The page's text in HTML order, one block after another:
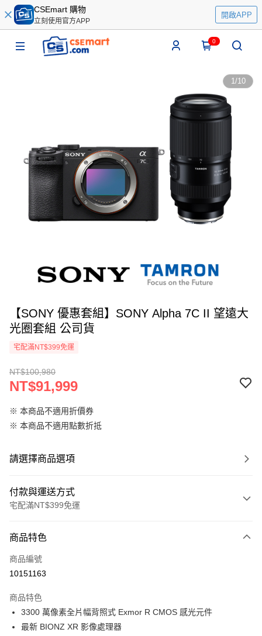
CSEmart 購物
立刻使用官方APP
開啟APP
0
1/10
【SONY 優惠套組】SONY Alpha 7C II 望遠大
光圈套組 公司貨
宅配滿NT$399免運
NT$100,980
NT$91,999
※ 本商品不適用折價券
※ 本商品不適用點數折抵
請選擇商品選項
付款與運送方式
宅配滿NT$399免運
信用卡一次付款
信用卡分期付款
合作金庫商業銀行
華南商業銀行
彰化商業銀行
上海商業儲蓄銀行
6 期 0 利率 每期
華南商業銀行
12 期 0 利率 每期 NT$7,666 21家銀行
商品特色
商品編號
10151163
商品特色
3300 萬像素全片幅背照式 Exmor R CMOS 感光元件
最新 BIONZ XR 影像處理器